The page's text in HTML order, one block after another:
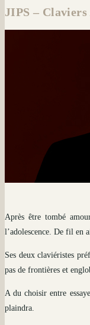
JIPS –
Après être tombé
l’adolescence. De fil en
Ses deux claviéristes
pas de frontières et
A du choisir entre
plaindra.